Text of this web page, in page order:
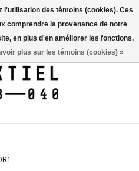
l'utilisation des témoins (cookies). Ces
comprendre la provenance de notre
en plus d'en améliorer les fonctions.
plus sur les témoins (cookies) »